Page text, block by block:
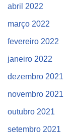
abril 2022
março 2022
fevereiro 2022
janeiro 2022
dezembro 2021
novembro 2021
outubro 2021
setembro 2021